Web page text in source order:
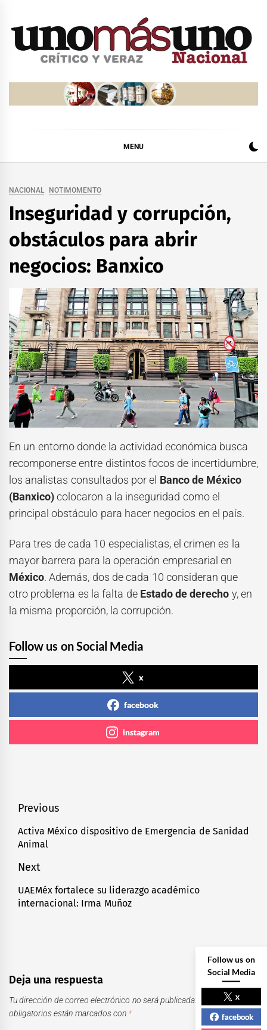
MENU
NACIONAL NOTIMOMENTO
Inseguridad y corrupción,
obstáculos para abrir
negocios: Banxico
En un entorno donde la actividad económica busca
recomponerse entre distintos focos de incertidumbre,
los analistas consultados por el Banco de México
(Banxico)colocaron a la inseguridad como el
principal obstáculo para hacer negocios en el país.
Para tres de cada 10 especialistas, el crimen es la
mayor barrera para la operación empresarial en
México. Además, dos de cada 10 consideran que
otro problema es la falta de Estado de derecho y, en
la misma proporción, la corrupción.
Follow us on Social Media
x
facebook
instagram
Navegación
de
entradas
Previous
Previous
post:
Activa México dispositivo de Emergencia de Sanidad
Animal
Next
Next
post:
UAEMéx fortalece su liderazgo académico
internacional: Irma Muñoz
Deja una respuesta
Tu dirección de correo electrónico no será publicada.
Los campos
obligatorios están marcados con *
Follow us on
Social Media
x
facebook